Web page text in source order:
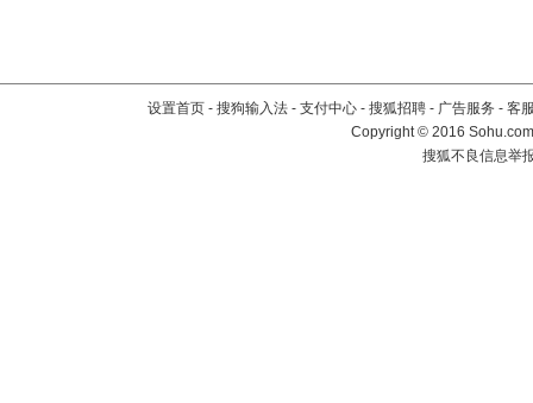
设置首页 - 搜狗输入法 - 支付中心 - 搜狐招聘 - 广告服务 - 客
Copyright©2016
搜狐不良信息举